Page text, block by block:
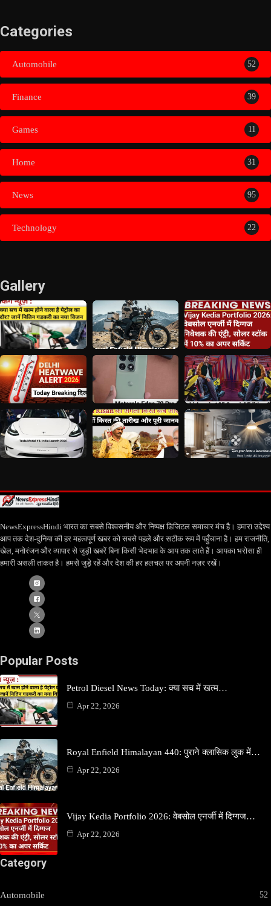
Categories
Automobile 52
Finance 39
Games 11
Home 31
News 95
Technology 22
Gallery
NewsExpressHindi भारत का सबसे विश्वसनीय और निष्पक्ष डिजिटल समाचार मंच है। हमारा उद्देश्य
आप तक देश-दुनिया की हर महत्वपूर्ण खबर को सबसे पहले और सटीक रूप में पहुँचाना है। हम राजनीति,
खेल, मनोरंजन और व्यापार से जुड़ी खबरें बिना किसी भेदभाव के आप तक लाते हैं। आपका भरोसा ही
हमारी असली ताकत है। हमसे जुड़े रहें और देश की हर हलचल पर अपनी नज़र रखें।
Popular Posts
Petrol Diesel News Today: क्या सच में खत्म…
Apr 22, 2026
Royal Enfield Himalayan 440: पुराने क्लासिक लुक में…
Apr 22, 2026
Vijay Kedia Portfolio 2026: वेबसोल एनर्जी में दिग्गज…
Apr 22, 2026
Category
Automobile 52